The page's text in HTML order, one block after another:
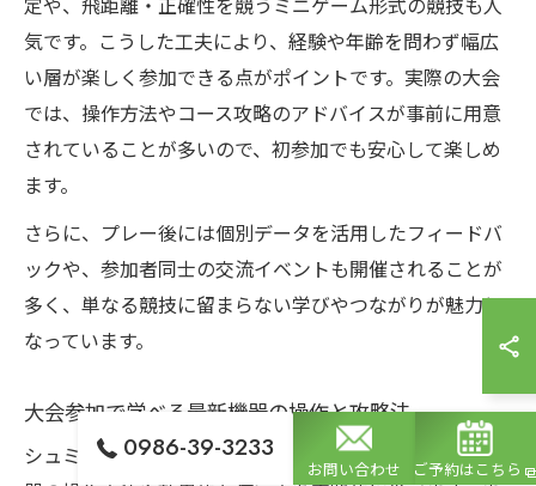
定や、飛距離・正確性を競うミニゲーム形式の競技も人
気です。こうした工夫により、経験や年齢を問わず幅広
い層が楽しく参加できる点がポイントです。実際の大会
では、操作方法やコース攻略のアドバイスが事前に用意
されていることが多いので、初参加でも安心して楽しめ
ます。
さらに、プレー後には個別データを活用したフィードバ
ックや、参加者同士の交流イベントも開催されることが
多く、単なる競技に留まらない学びやつながりが魅力と
なっています。
大会参加で学べる最新機器の操作と攻略法
シュミレーションゴルフ大会に参加することで、最新機
0986-39-3233
お問い合わせ ご予約はこちら